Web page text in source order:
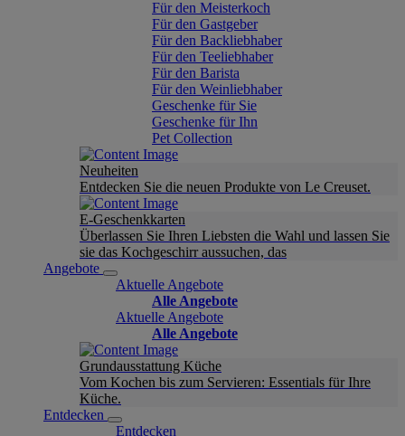
Für den Meisterkoch
Für den Gastgeber
Für den Backliebhaber
Für den Teeliebhaber
Für den Barista
Für den Weinliebhaber
Geschenke für Sie
Geschenke für Ihn
Pet Collection
Neuheiten
Entdecken Sie die neuen Produkte von Le Creuset.
E-Geschenkkarten
Überlassen Sie Ihren Liebsten die Wahl und lassen Sie
sie das Kochgeschirr aussuchen, das
Angebote
Aktuelle Angebote
Alle Angebote
Aktuelle Angebote
Alle Angebote
Grundausstattung Küche
Vom Kochen bis zum Servieren: Essentials für Ihre
Küche.
Entdecken
Entdecken